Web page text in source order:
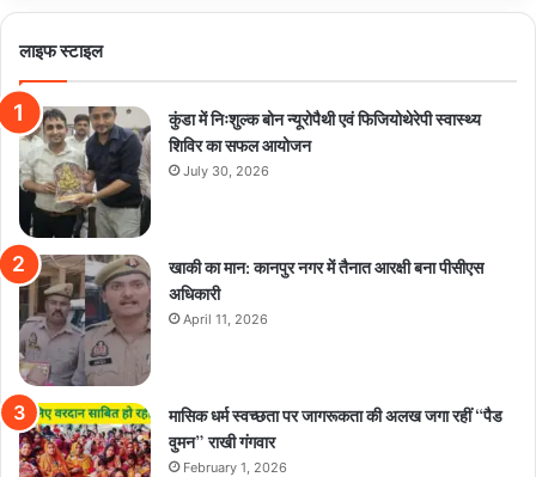
लाइफ स्टाइल
कुंडा में निःशुल्क बोन न्यूरोपैथी एवं फिजियोथेरेपी स्वास्थ्य
शिविर का सफल आयोजन
July 30, 2026
खाकी का मान: कानपुर नगर में तैनात आरक्षी बना पीसीएस
अधिकारी
April 11, 2026
मासिक धर्म स्वच्छता पर जागरूकता की अलख जगा रहीं “पैड
वुमन” राखी गंगवार
February 1, 2026